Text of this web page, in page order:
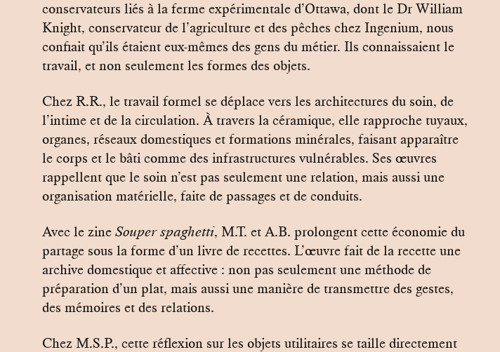
conservateurs liés à la ferme expérimentale d’Ottawa, dont le Dr William
Knight, conservateur de l’agriculture et des pêches chez Ingenium, nous
confiait qu’ils étaient eux-mêmes des gens du métier. Ils connaissaient le
travail, et non seulement les formes des objets.
Chez R.R., le travail formel se déplace vers les architectures du soin, de
l’intime et de la circulation. À travers la céramique, elle rapproche tuyaux,
organes, réseaux domestiques et formations minérales, faisant apparaître
le corps et le bâti comme des infrastructures vulnérables. Ses œuvres
rappellent que le soin n’est pas seulement une relation, mais aussi une
organisation matérielle, faite de passages et de conduits.
Avec le zine Souper spaghetti, M.T. et A.B. prolongent cette économie du
partage sous la forme d’un livre de recettes. L’œuvre fait de la recette une
archive domestique et affective : non pas seulement une méthode de
préparation d’un plat, mais aussi une manière de transmettre des gestes,
des mémoires et des relations.
Chez M.S.P., cette réflexion sur les objets utilitaires se taille directement